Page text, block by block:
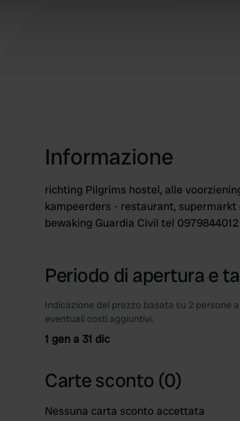
advertising and analytics partners who may
collected from your use of their services.
fantastica
cui non è
Informazione
richting Pilgrims hostel, alle
kampeerders - restaurant,
bewaking Guardia Civil tel
Periodo di apertura e
Indicazione del prezzo basata su 2 persone
eventuali costi aggiuntivi.
1 gen a 31 dic
Carte sconto (0)
Nessuna carta sconto accettata